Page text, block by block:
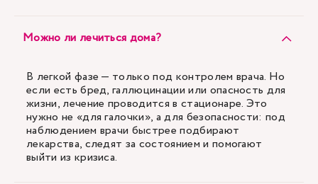
Можно ли лечиться дома?
В легкой фазе — только под контролем врача. Но
если есть бред, галлюцинации или опасность для
жизни, лечение проводится в стационаре. Это
нужно не «для галочки», а для безопасности: под
наблюдением врачи быстрее подбирают
лекарства, следят за состоянием и помогают
выйти из кризиса.